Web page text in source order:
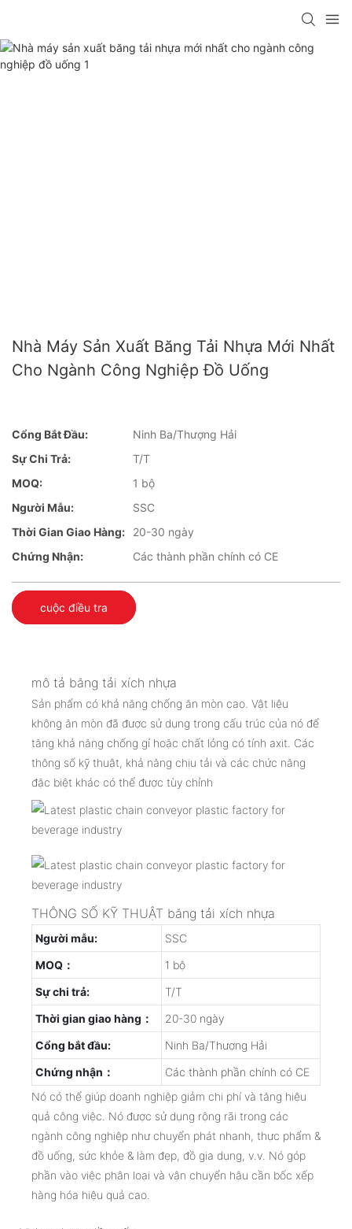
Nhà Máy Sản Xuất Băng Tải Nhựa Mới Nhất
Cho Ngành Công Nghiệp Đồ Uống
Cổng Bắt Đầu:
Ninh Ba/Thượng Hải
Sự Chi Trả:
T/T
MOQ:
1 bộ
Người Mẫu:
SSC
Thời Gian Giao Hàng:
20-30 ngày
Chứng Nhận:
Các thành phần chính có CE
cuộc điều tra
mô tả băng tải xích nhựa
Sản phẩm có khả năng chống ăn mòn cao. Vật liệu
không ăn mòn đã được sử dụng trong cấu trúc của nó để
tăng khả năng chống gỉ hoặc chất lỏng có tính axit. Các
thông số kỹ thuật, khả năng chịu tải và các chức năng
đặc biệt khác có thể được tùy chỉnh
THÔNG SỐ KỸ THUẬT băng tải xích nhựa
Người mẫu:
SSC
MOQ：
1 bộ
Sự chi trả:
T/T
Thời gian giao hàng：
20-30 ngày
Cổng bắt đầu:
Ninh Ba/Thượng Hải
Chứng nhận：
Các thành phần chính có CE
Nó có thể giúp doanh nghiệp giảm chi phí và tăng hiệu
quả công việc. Nó được sử dụng rộng rãi trong các
ngành công nghiệp như chuyển phát nhanh, thực phẩm &
đồ uống, sức khỏe & làm đẹp, đồ gia dụng, v.v. Nó góp
phần vào việc phân loại và vận chuyển hậu cần bốc xếp
hàng hóa hiệu quả cao.